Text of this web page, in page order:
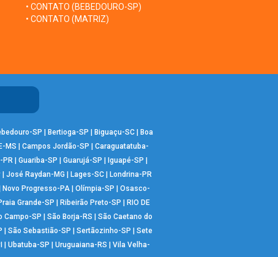
• CONTATO (BEBEDOURO-SP)
• CONTATO (MATRIZ)
SP Bertioga-SP Biguaçu-SC|
Boa
MS Campos Jordão-SP
Caraguatatuba-
PR Guariba-SP Guarujá-SP Iguapé-SP
José Raydan-MG Lages-SC|
Londrina-PR
Novo Progresso-PA Olímpia-SP
Osasco-
Grande-SP Ribeirão Preto-SP
RIO DE
Campo-SP São Borja-RS
São Caetano do
São Sebastião-SP Sertãozinho-SP
Sete
Ubatuba-SP Uruguaiana-RS
Vila Velha-